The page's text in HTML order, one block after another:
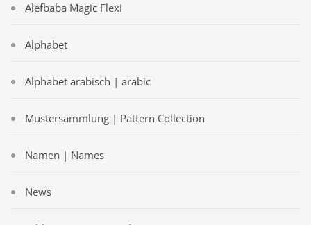
Alefbaba Magic Flexi
Alphabet
Alphabet arabisch | arabic
Mustersammlung | Pattern Collection
Namen | Names
News